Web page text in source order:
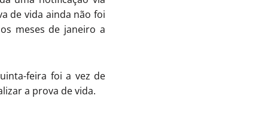
de vida ainda não foi
meses de janeiro a
feira foi a vez de
a prova de vida.